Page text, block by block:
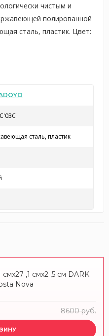
чистым и
полированной
сталь, пластик. Цвет:
сталь, пластик
смx27 ,1 смx2 ,5 см DARK
Nova
8600 руб.